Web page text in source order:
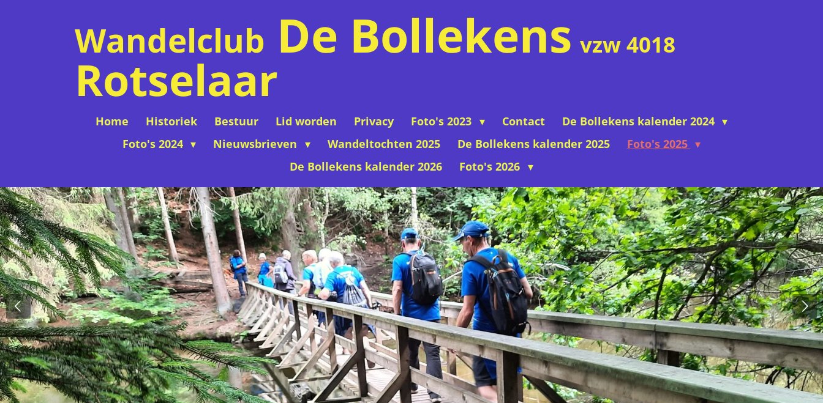
Wandelclub De Bollekens vzw 4018
Rotselaar
Home Historiek Bestuur Lid worden Privacy Foto's 2023 Contact
De Bollekens kalender 2024
Foto's 2024
Nieuwsbrieven Wandeltochten 2025 De Bollekens kalender 2025
Foto's 2025
De Bollekens kalender 2026
Foto's 2026